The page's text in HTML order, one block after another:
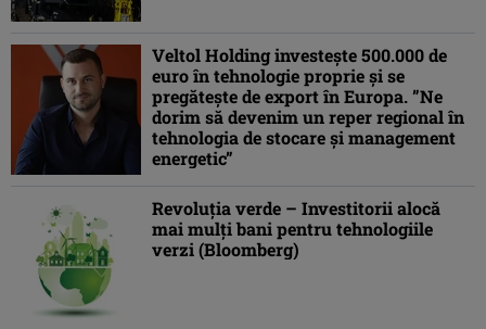
Veltol Holding investește 500.000 de
euro în tehnologie proprie și se
pregătește de export în Europa. ”Ne
dorim să devenim un reper regional în
tehnologia de stocare și management
energetic”
Revoluţia verde – Investitorii alocă
mai mulţi bani pentru tehnologiile
verzi (Bloomberg)